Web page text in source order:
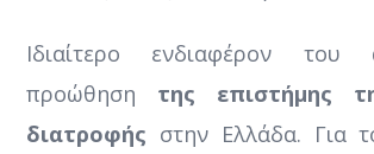
Ιδιαίτερο ενδιαφέρον του
προώθηση της επιστήμης
διατροφής στην Ελλάδα. Για